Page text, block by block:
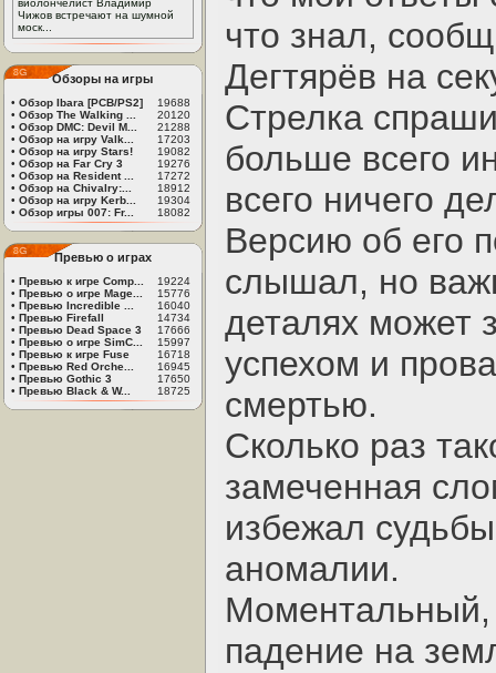
виолончелист Владимир
Чижов встречают на шумной
моск...
Обзоры на игры
• Обзор Ibara [PCB/PS2]
19688
• Обзор The Walking ...
20120
• Обзор DMC: Devil M...
21288
• Обзор на игру Valk...
17203
• Обзор на игру Stars!
19082
• Обзор на Far Cry 3
19276
• Обзор на Resident ...
17272
• Обзор на Chivalry:...
18912
• Обзор на игру Kerb...
19304
• Обзор игры 007: Fr... 18082
Превью о играх
• Превью к игре Comp...
19224
• Превью о игре Mage...
15776
• Превью Incredible ...
16040
• Превью Firefall
14734
• Превью Dead Space 3
17666
• Превью о игре SimC...
15997
• Превью к игре Fuse
16718
• Превью Red Orche...
16945
• Превью Gothic 3
17650
• Превью Black & W... 18725
что знал,
Дегтярёв на
Стрелка
больше всего
всего ничего
Версию об его
слышал, но
деталях может
успехом и
смертью.
Сколько раз
замеченная
избежал
аномалии.
Моментальный,
падение на